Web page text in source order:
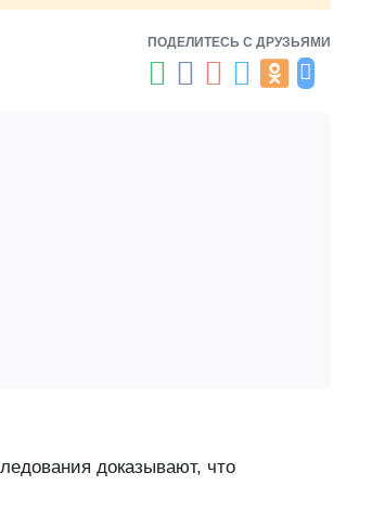
ПОДЕЛИТЕСЬ С ДРУЗЬЯМИ
доказывают, что